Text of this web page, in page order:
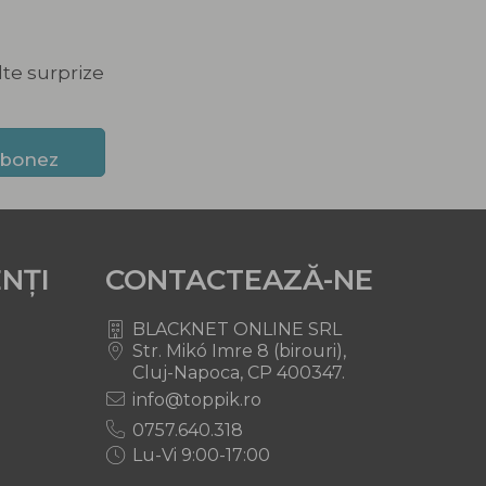
surprize
CONTACTEAZĂ-NE
BLACKNET ONLINE SRL
Str. Mikó Imre 8 (birouri),
Cluj-Napoca, CP 400347.
info@toppik.ro
0757.640.318
Lu-Vi 9:00-17:00